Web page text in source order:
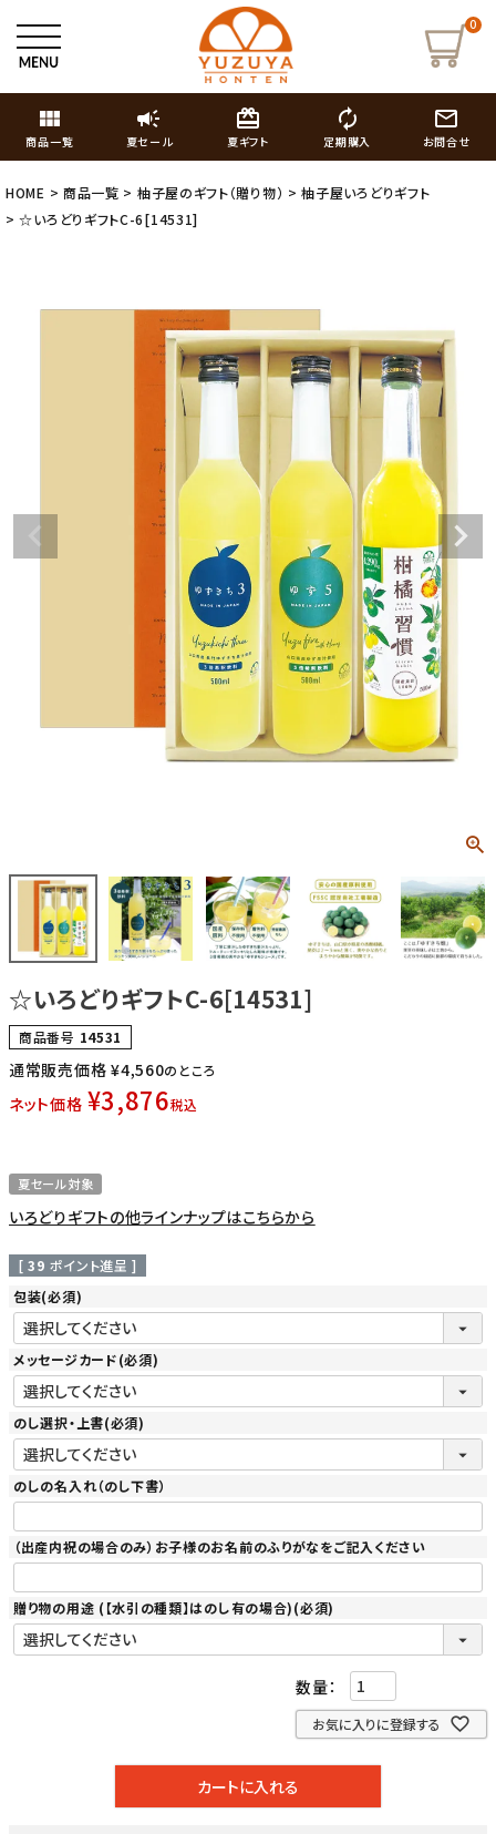
0
view_module
商品一覧
campaign
夏セール
card_giftcard
夏ギフト
autorenew
定期購入
mail_outline
お問合せ
HOME 商品一覧 柚子屋のギフト（贈り物）
柚子屋いろどりギフト
☆いろどりギフトC-6[14531]
☆いろどりギフトC-6[14531]
商品番号 14531
通常販売価格 ¥4,560のところ
ネット価格 ¥3,876税込
夏セール対象
いろどりギフトの他ラインナップはこちらから
[ 39 ポイント進呈 ]
包装(必須)
メッセージカード(必須)
のし選択・上書(必須)
のしの名入れ（のし下書）
（出産内祝の場合のみ）お子様のお名前のふりがなをご記入ください
贈り物の用途 (【水引の種類】はのし有の場合)(必須)
お気に入りに登録する
カートに入れる